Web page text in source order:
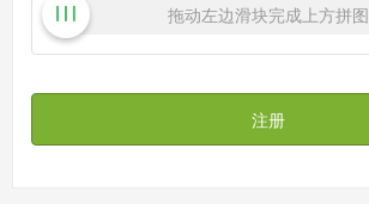
拖动左边滑块完成上方拼图
注册